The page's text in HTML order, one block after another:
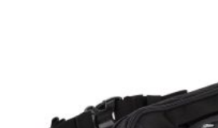
את
האפשרויות
בעמוד